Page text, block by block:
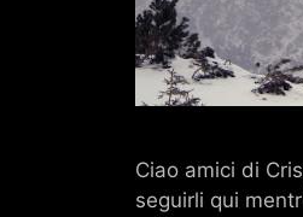
Ciao amici di
seguirli qui